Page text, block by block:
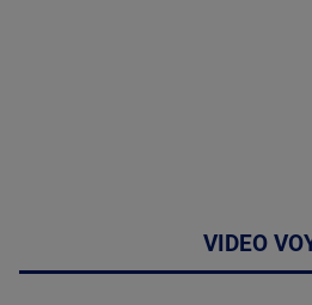
VIDEO